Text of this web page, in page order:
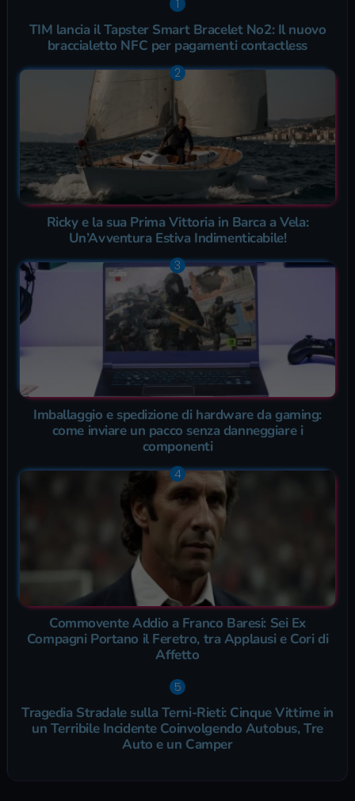
TIM lancia il Tapster Smart Bracelet No2: Il nuovo
braccialetto NFC per pagamenti contactless
Ricky e la sua Prima Vittoria in Barca a Vela:
Un’Avventura Estiva Indimenticabile!
Imballaggio e spedizione di hardware da gaming:
come inviare un pacco senza danneggiare i
componenti
Commovente Addio a Franco Baresi: Sei Ex
Compagni Portano il Feretro, tra Applausi e Cori di
Affetto
Tragedia Stradale sulla Terni-Rieti: Cinque Vittime in
un Terribile Incidente Coinvolgendo Autobus, Tre
Auto e un Camper